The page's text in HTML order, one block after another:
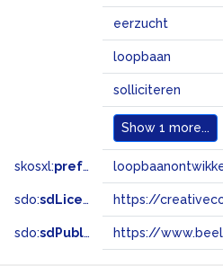
eerzucht
loopbaan
solliciteren
Show 1 more...
skosxl:prefLabel
sdo:sdLicense
sdo:sdPublisher https://